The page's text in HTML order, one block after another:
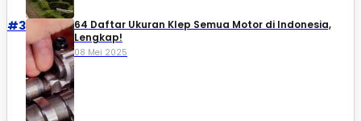
#3
64 Daftar Ukuran Klep Semua Motor di Indonesia,
Lengkap!
08 Mei 2025